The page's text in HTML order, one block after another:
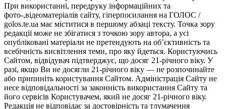
При використанні, передруку інформаційних та
фото-,відеоматеріалів сайту, гіперпосилання на ГОЛОС /
golos.te.ua має міститися в першому абзаці тексту. Точка зору
редакції може не збігатися з точкою зору автора, а усі
опубліковані матеріали не претендують на об’єктивність та
всебічність висвітлення теми, про яку йдеться. Користуючись
Сайтом, відвідувач підтверджує, що досяг 21-річного віку. У
разі, якщо Ви не досягли 21-річного віку — не розпочинайте
або припиніть користування Сайтом. Адміністрація Сайту не
несе відповідальності за законність використання Сайту та
його сервісів Користувачем, який не досяг 21-річного віку.
Редакція не відповідає за достовірність та тлумачення